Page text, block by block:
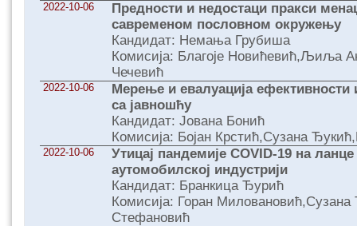
2022-10-06
Предности и недостаци пракси
савременом пословном окружењу
Кандидат: Немања Грубиша
Комисија: Благоје Новићевић,Љиља
Чечевић
2022-10-06
Мерење и евалуација ефективности
са јавношћу
Кандидат: Јована Бонић
Комисија: Бојан Крстић,Сузана
2022-10-06
Утицај пандемије COVID-19 на
аутомобилској индустрији
Кандидат: Бранкица Ђурић
Комисија: Горан
Стефановић